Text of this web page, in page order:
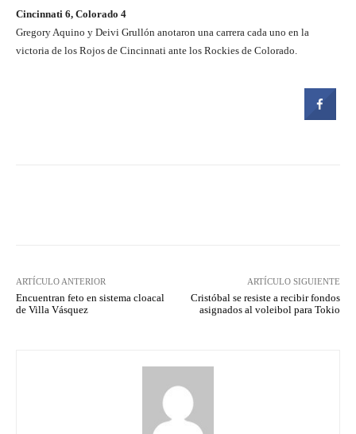
Cincinnati 6, Colorado 4
Gregory Aquino y Deivi Grullón anotaron una carrera cada uno en la
victoria de los Rojos de Cincinnati ante los Rockies de Colorado.
ARTÍCULO ANTERIOR
Encuentran feto en sistema cloacal
de Villa Vásquez
ARTÍCULO SIGUIENTE
Cristóbal se resiste a recibir fondos
asignados al voleibol para Tokio